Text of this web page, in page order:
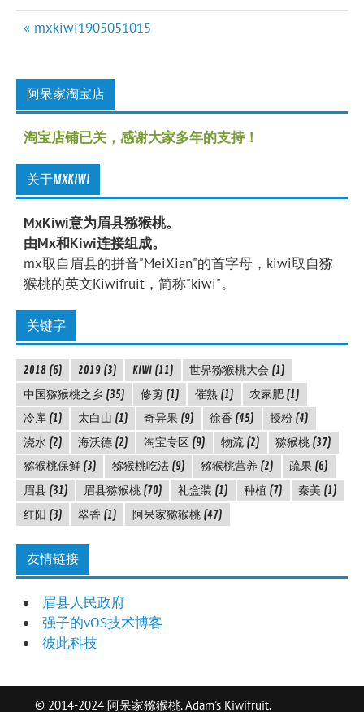
文
航
« mxkiwi1905051015
阿呆家淘宝店
淘宝店铺已关，感谢大家多年的支持！
关于MXKIWI
MxKiwi意为眉县猕猴桃。
由Mx和Kiwi连接组成。
mx取自眉县的拼音"MeiXian"的首字母，kiwi取自猕
猴桃的英文Kiwifruit，简称"kiwi"。
关键字
2018(6) 2019(3) KIWI(11) 世界猕猴桃大会 (1)
中国猕猴桃之乡(35) 修剪(1) 催熟(1) 农家肥 (1)
冷库(1) 太白山 (1) 奇异果 (9) 徐香 (45) 授粉 (4)
浇水(2) 海沃德(2) 淘宝专区(9) 物流 (2) 猕猴桃 (37)
猕猴桃保鲜(3) 猕猴桃吃法(9) 猕猴桃营养(2) 疏果 (6)
眉县(31) 眉县猕猴桃(70) 礼盒装 (1) 种植 (7) 秦美 (1)
红阳 (3) 翠香 (1) 阿呆家猕猴桃(47)
友情链接
眉县人民政府
强子的vOS技术博客
彼此科技
© 2014-2024 阿呆家猕猴桃. Adam's Kiwifruit.